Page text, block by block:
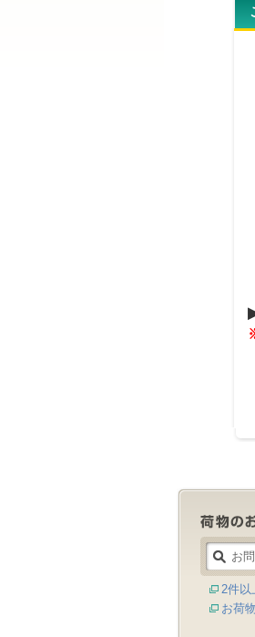
2件以
お荷